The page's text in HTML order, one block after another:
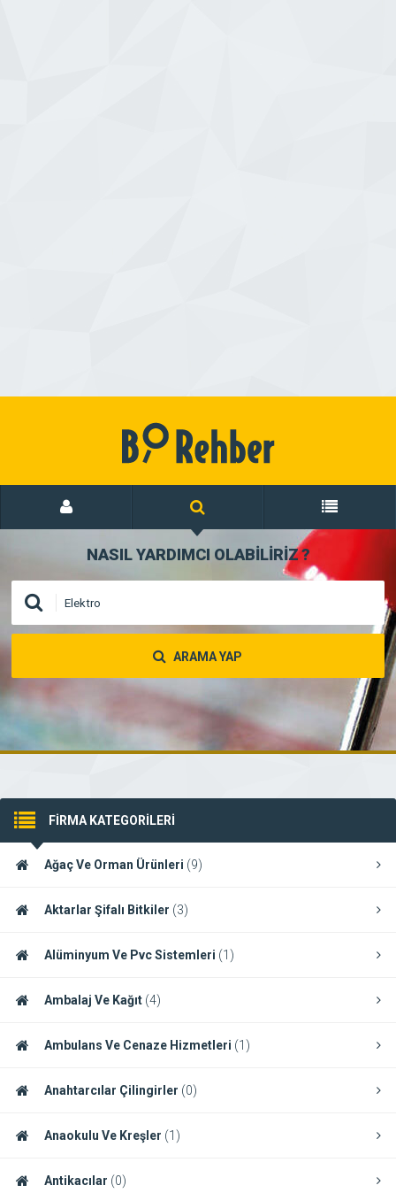
NASIL YARDIMCI OLABİLİRİZ?
ARAMA YAP
FİRMA KATEGORİLERİ
Ağaç Ve Orman Ürünleri (9)
Aktarlar Şifalı Bitkiler (3)
Alüminyum Ve Pvc Sistemleri (1)
Ambalaj Ve Kağıt (4)
Ambulans Ve Cenaze Hizmetleri (1)
Anahtarcılar Çilingirler (0)
Anaokulu Ve Kreşler (1)
Antikacılar (0)